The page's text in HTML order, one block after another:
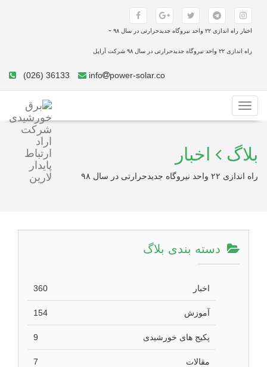
اخبار راه اندازی ۲۲ واحد نیروگاه جدیدحرارتی در سال ۹۸ -
راه اندازی ۲۲ واحد نیروگاه جدیدحرارتی در سال ۹۸ شرکت آراپل
info power-solar.co
(026) 36133
Toggle
navigation
بلاگ اخبار
راه اندازی ۲۲ واحد نیروگاه جدیدحرارتی در سال ۹۸
دسته بندی بلاگ
اخبار 360
آموزش 154
پکیج های خورشیدی 9
مقالات 7